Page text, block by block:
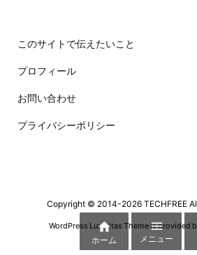
このサイトで伝えたいこと
プロフィール
お問い合わせ
プライバシーポリシー
Copyright © 2014-2026 TECHFREE
WordPress Luxeritas Theme is provided

ホーム

メニュー